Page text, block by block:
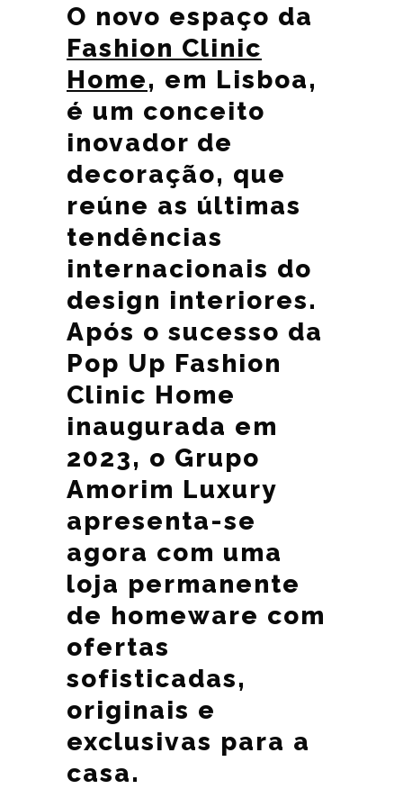
O novo espaço da
Fashion Clinic
Home, em Lisboa,
é um conceito
inovador de
decoração, que
reúne as últimas
tendências
internacionais do
design interiores.
Após o sucesso da
Pop Up Fashion
Clinic Home
inaugurada em
2023, o Grupo
Amorim Luxury
apresenta-se
agora com uma
loja permanente
de homeware com
ofertas
sofisticadas,
originais e
exclusivas para a
casa.